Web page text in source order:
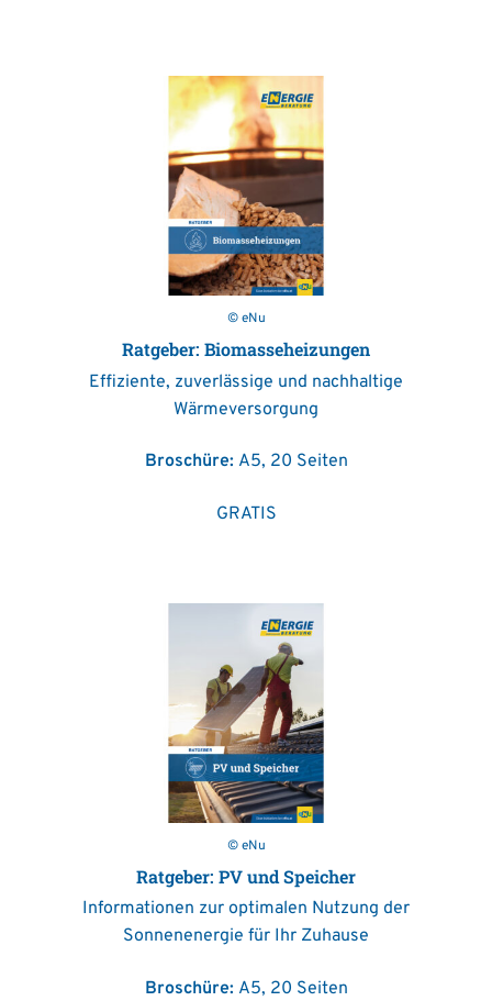
© eNu
Ratgeber: Biomasseheizungen
Effiziente, zuverlässige und nachhaltige
Wärmeversorgung
Broschüre: A5, 20 Seiten
GRATIS
© eNu
Ratgeber: PV und Speicher
Informationen zur optimalen Nutzung der
Sonnenenergie für Ihr Zuhause
Broschüre: A5, 20 Seiten